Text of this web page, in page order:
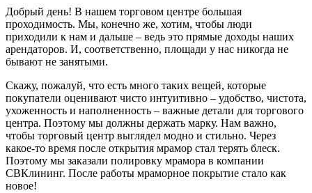
Добрый день! В нашем торговом центре большая
проходимость. Мы, конечно же, хотим, чтобы люди
приходили к нам и дальше – ведь это прямые доходы наших
арендаторов. И, соответственно, площади у нас никогда не
бывают не занятыми.
Скажу, пожалуй, что есть много таких вещей, которые
покупатели оценивают чисто интуитивно – удобство, чистота,
ухоженность и наполненность – важные детали для торгового
центра. Поэтому мы должны держать марку. Нам важно,
чтобы торговый центр выглядел модно и стильно. Через
какое-то время после открытия мрамор стал терять блеск.
Поэтому мы заказали полировку мрамора в компании
СВКлининг. После работы мраморное покрытие стало как
новое!